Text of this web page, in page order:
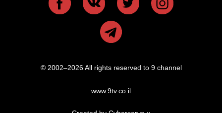
© 2002–2026 All rights reserved to 9 channel
www.9tv.co.il